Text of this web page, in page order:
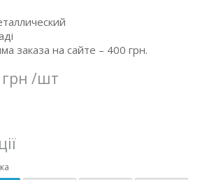
заказа на сайте – 400 грн.
/шт